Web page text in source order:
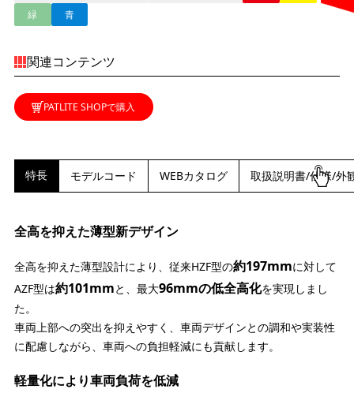
緑
青
関連コンテンツ
PATLITE SHOPで購入
特長 モデルコード WEBカタログ 取扱説明書/仕様/外
全高を抑えた薄型新デザイン
全高を抑えた薄型設計により、従来HZF型の約197mmに対して
AZF型は約101mmと、最大96mmの低全高化を実現しまし
た。
車両上部への突出を抑えやすく、車両デザインとの調和や実装性
に配慮しながら、車両への負担軽減にも貢献します。
軽量化により車両負荷を低減